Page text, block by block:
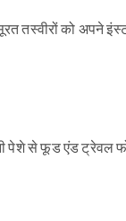
तस्वीरों को अपने
पेशे से फूड एंड ट्रेवल